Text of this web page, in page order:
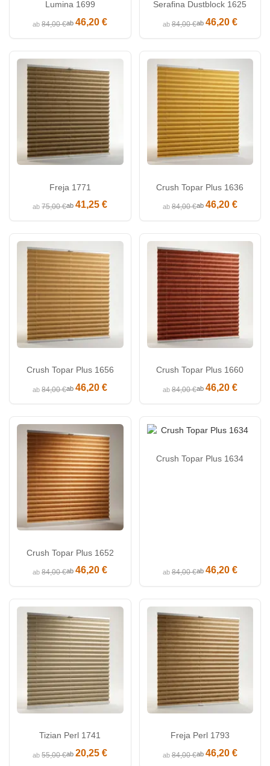
Lumina 1699
ab84,00 €ab46,20 €
Serafina Dustblock 1625
ab84,00 €ab 46,20 €
Freja 1771
ab75,00 €ab41,25 €
Crush Topar Plus 1636
ab84,00 €ab 46,20 €
Crush Topar Plus 1656
ab84,00 €ab46,20 €
Crush Topar Plus 1660
ab84,00 €ab 46,20 €
Crush Topar Plus 1652
ab84,00 €ab46,20 €
Crush Topar Plus 1634
ab84,00 €ab 46,20 €
Tizian Perl 1741
ab55,00 €ab20,25 €
Freja Perl 1793
ab84,00 €ab 46,20 €